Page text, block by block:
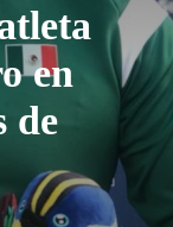
en
de